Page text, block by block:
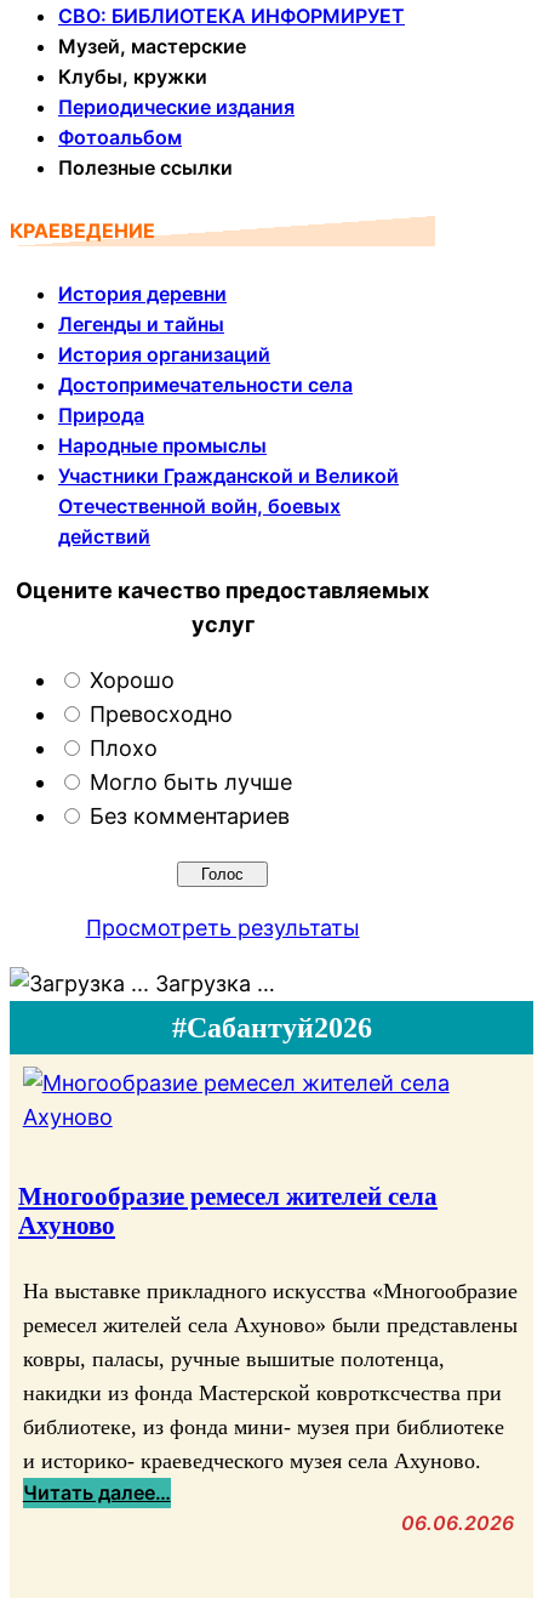
СВО: БИБЛИОТЕКА ИНФОРМИРУЕТ
Музей, мастерские
Клубы, кружки
Периодические издания
Фотоальбом
Полезные ссылки
КРАЕВЕДЕНИЕ
История деревни
Легенды и тайны
История организаций
Достопримечательности села
Природа
Народные промыслы
Участники Гражданской и Великой
Отечественной войн, боевых
действий
Оцените качество предоставляемых
услуг
Хорошо
Превосходно
Плохо
Могло быть лучше
Без комментариев
Просмотреть результаты
Загрузка …
#Сабантуй2026
Многообразие ремесел жителей села
Ахуново
На выставке прикладного искусства «Многообразие
ремесел жителей села Ахуново» были представлены
ковры, паласы, ручные вышитые полотенца,
накидки из фонда Мастерской ковротксчества при
библиотеке, из фонда мини- музея при библиотеке
и историко- краеведческого музея села Ахуново.
Читать далее…:
06.06.2026